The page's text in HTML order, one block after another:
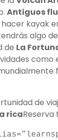
Antiguos
kayak
algo
de La
como
de
ricaReserva